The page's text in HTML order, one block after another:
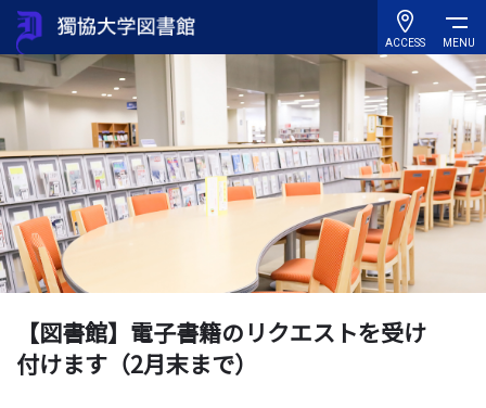
ACCESS MENU
【図書館】電子書籍のリクエストを受け
付けます（2月末まで）